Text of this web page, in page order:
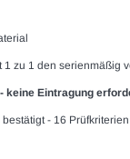
zu 1 den serienmäßig
keine Eintragung
- 16